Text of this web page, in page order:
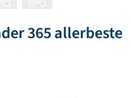
365 allerbeste